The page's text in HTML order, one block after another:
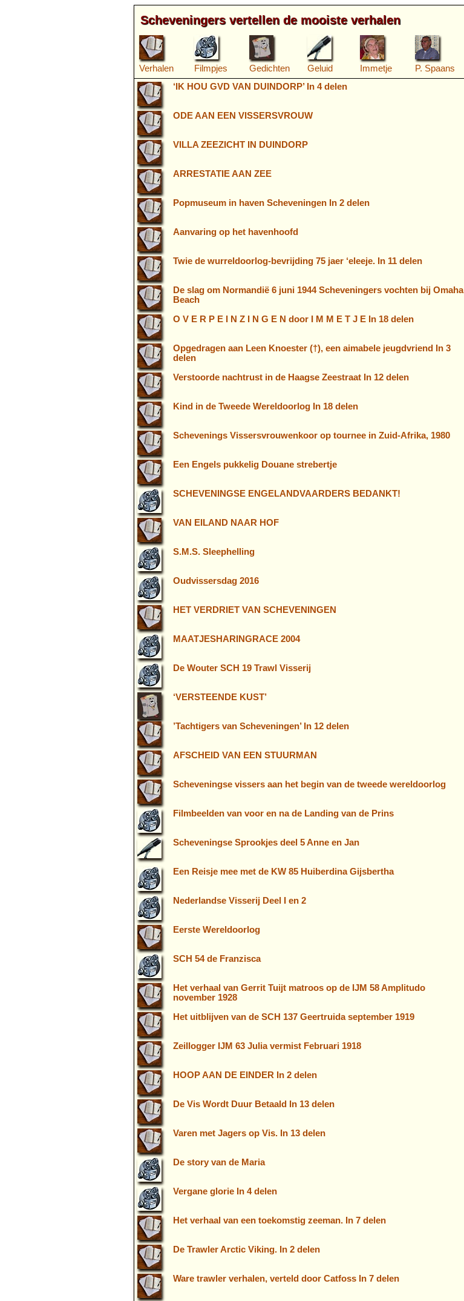
Scheveningers vertellen de mooiste verhalen
Verhalen Filmpjes Gedichten Geluid Immetje P. Spaans
‘IK HOU GVD VAN DUINDORP’ In 4 delen
ODE AAN EEN VISSERSVROUW
VILLA ZEEZICHT IN DUINDORP
ARRESTATIE AAN ZEE
Popmuseum in haven Scheveningen In 2 delen
Aanvaring op het havenhoofd
Twie de wurreldoorlog-bevrijding 75 jaer ‘eleeje. In 11 delen
De slag om Normandië 6 juni 1944 Scheveningers vochten bij Omaha
Beach
O V E R P E I N Z I N G E N door I M M E T J E In 18 delen
Opgedragen aan Leen Knoester (†), een aimabele jeugdvriend In 3
delen
Verstoorde nachtrust in de Haagse Zeestraat In 12 delen
Kind in de Tweede Wereldoorlog In 18 delen
Schevenings Vissersvrouwenkoor op tournee in Zuid-Afrika, 1980
Een Engels pukkelig Douane strebertje
SCHEVENINGSE ENGELANDVAARDERS BEDANKT!
VAN EILAND NAAR HOF
S.M.S. Sleephelling
Oudvissersdag 2016
HET VERDRIET VAN SCHEVENINGEN
MAATJESHARINGRACE 2004
De Wouter SCH 19 Trawl Visserij
‘VERSTEENDE KUST’
’Tachtigers van Scheveningen’ In 12 delen
AFSCHEID VAN EEN STUURMAN
Scheveningse vissers aan het begin van de tweede wereldoorlog
Filmbeelden van voor en na de Landing van de Prins
Scheveningse Sprookjes deel 5 Anne en Jan
Een Reisje mee met de KW 85 Huiberdina Gijsbertha
Nederlandse Visserij Deel I en 2
Eerste Wereldoorlog
SCH 54 de Franzisca
Het verhaal van Gerrit Tuijt matroos op de IJM 58 Amplitudo
november 1928
Het uitblijven van de SCH 137 Geertruida september 1919
Zeillogger IJM 63 Julia vermist Februari 1918
HOOP AAN DE EINDER In 2 delen
De Vis Wordt Duur Betaald In 13 delen
Varen met Jagers op Vis. In 13 delen
De story van de Maria
Vergane glorie In 4 delen
Het verhaal van een toekomstig zeeman. In 7 delen
De Trawler Arctic Viking. In 2 delen
Ware trawler verhalen, verteld door Catfoss In 7 delen